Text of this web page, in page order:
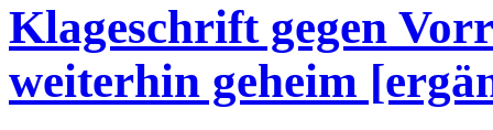
Klageschrift gegen
weiterhin geheim